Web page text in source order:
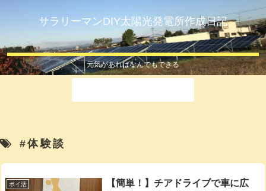
サラリーマンDIY太陽光発電所作成日記
元気があればなんでもできる
#体験談
ポイ活
【簡単！】チアドライブで車に広